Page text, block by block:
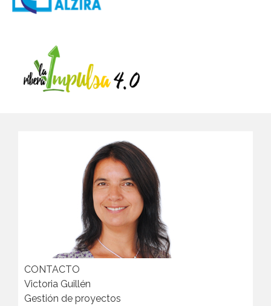
CONTACTO
Victoria Guillén
Gestión de proyectos